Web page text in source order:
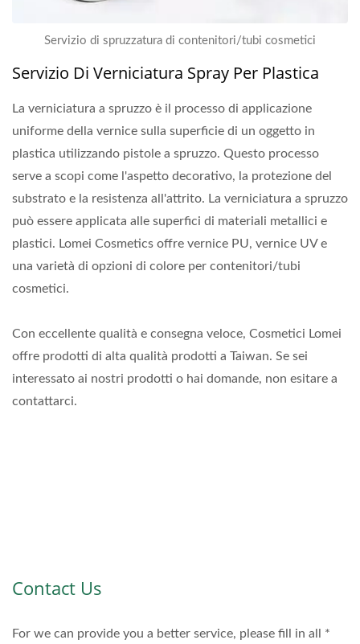
Servizio di spruzzatura di contenitori/tubi cosmetici
Servizio Di Verniciatura Spray Per Plastica
La verniciatura a spruzzo è il processo di applicazione
uniforme della vernice sulla superficie di un oggetto in
plastica utilizzando pistole a spruzzo. Questo processo
serve a scopi come l'aspetto decorativo, la protezione del
substrato e la resistenza all'attrito. La verniciatura a spruzzo
può essere applicata alle superfici di materiali metallici e
plastici. Lomei Cosmetics offre vernice PU, vernice UV e
una varietà di opzioni di colore per contenitori/tubi
cosmetici.
Con eccellente qualità e consegna veloce, Cosmetici Lomei
offre prodotti di alta qualità prodotti a Taiwan. Se sei
interessato ai nostri prodotti o hai domande, non esitare a
contattarci.